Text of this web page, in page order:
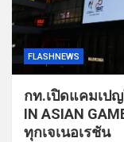
FLASHNEWS
กท.เปิดแคมเป
IN ASIAN
ทุกเจเนอเรชัน